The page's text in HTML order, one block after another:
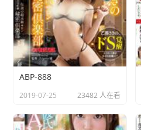
ABP-888
2019-07-25 23482 人在看